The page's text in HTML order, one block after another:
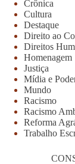
Crônica
Cultura
Destaque
Direito ao
Direitos
Homenagem
Justiça
Mídia e
Mundo
Racismo
Racismo
Reforma
Trabalho